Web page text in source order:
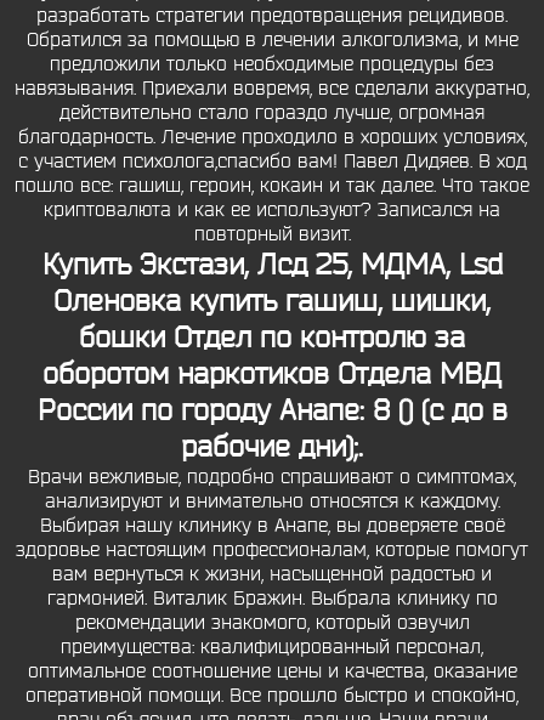
разработать стратегии предотвращения рецидивов.
Обратился за помощью в лечении алкоголизма, и мне
предложили только необходимые процедуры без
навязывания. Приехали вовремя, все сделали аккуратно,
действительно стало гораздо лучше, огромная
благодарность. Лечение проходило в хороших условиях,
с участием психолога,спасибо вам! Павел Дидяев. В ход
пошло все: гашиш, героин, кокаин и так далее. Что такое
криптовалюта и как ее используют? Записался на
повторный визит.
Купить Экстази, Лсд 25, МДМА, Lsd
Оленовка купить гашиш, шишки,
бошки Отдел по контролю за
оборотом наркотиков Отдела МВД
России по городу Анапе: 8 () (с до в
рабочие дни);.
Врачи вежливые, подробно спрашивают о симптомах,
анализируют и внимательно относятся к каждому.
Выбирая нашу клинику в Анапе, вы доверяете своё
здоровье настоящим профессионалам, которые помогут
вам вернуться к жизни, насыщенной радостью и
гармонией. Виталик Бражин. Выбрала клинику по
рекомендации знакомого, который озвучил
преимущества: квалифицированный персонал,
оптимальное соотношение цены и качества, оказание
оперативной помощи. Все прошло быстро и спокойно,